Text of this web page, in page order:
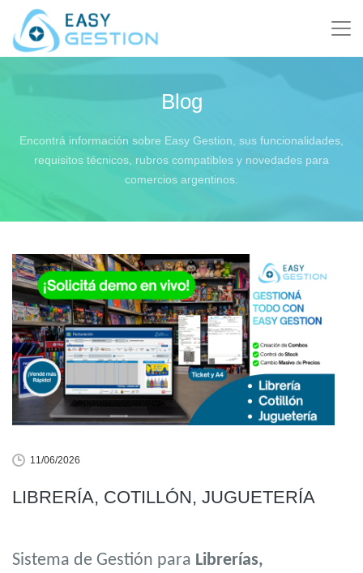
Blog
Encontrá información sobre Easy Gestion, sus funcionalidades,
requisitos técnicos, rubros compatibles y novedades para
comercios argentinos.
11/06/2026
LIBRERÍA, COTILLÓN, JUGUETERÍA
Sistema de Gestión para Librerías,